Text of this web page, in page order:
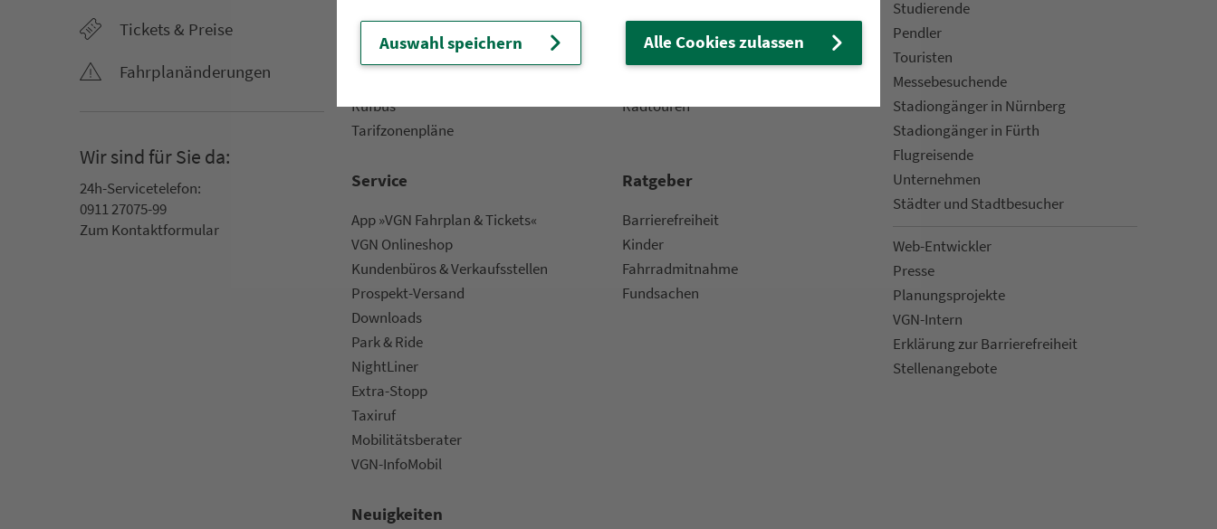
Tickets & Preise
Fahr­plan­ände­rungen
Wir sind für Sie da:
24h-Ser­vice­te­le­fon:
0911 27075-99
Zum Kon­taktformular
AST-Aus­hang­fahr­plä­ne
Rufbus
Ta­rif­zo­nen­plä­ne
Wandern
Radtouren
Service
App »VGN Fahrplan & Tickets«
VGN On­line­shop
Kun­den­bü­ros & Ver­kaufs­stel­len
Prospekt-Versand
Downloads
Park & Ride
NightLiner
Extra-Stopp
Taxiruf
Mo­bi­li­täts­be­ra­ter
VGN-InfoMobil
Rat­ge­ber
Bar­ri­e­re­frei­heit
Kinder
Fahr­rad­mit­nah­me
Fund­sachen
Neuigkeiten
Stu­die­rende
Pendler
Touristen
Mes­se­be­suchende
Sta­di­on­gän­ger in Nürn­berg
Sta­di­on­gän­ger in Fürth
Flug­rei­sen­de
Un­ter­neh­men
Städter und Stadt­be­su­cher
Web-Entwickler
Presse
Pla­nungs­pro­jekte
VGN-Intern
Erklärung zur Bar­ri­e­re­frei­heit
Stellenan­ge­bote
Auswahl speichern Alle Cookies zulassen